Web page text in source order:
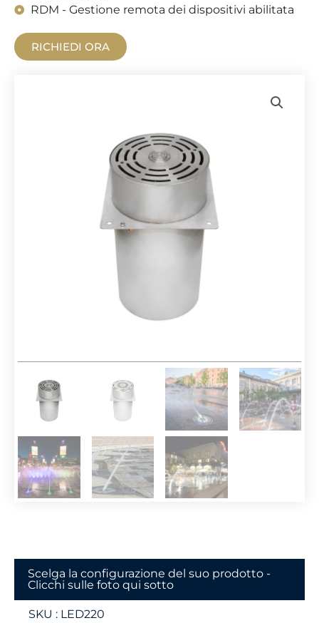
RDM - Gestione remota dei dispositivi abilitata
RICHIEDI ORA
Scelga la configurazione del suo prodotto -
Clicchi sulle foto qui sotto
SKU : LED220